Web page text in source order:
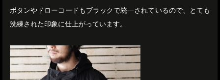
ボタンやドローコードもブラックで統一されているので、とても
洗練された印象に仕上がっています。